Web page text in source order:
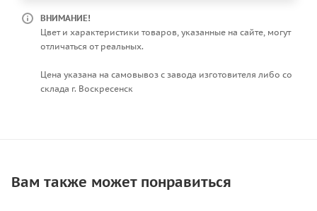
ВНИМАНИЕ!
Цвет и характеристики товаров, указанные на сайте, могут
отличаться от реальных.
Цена указана на самовывоз с завода изготовителя либо со
склада г. Воскресенск
Вам также может понравиться